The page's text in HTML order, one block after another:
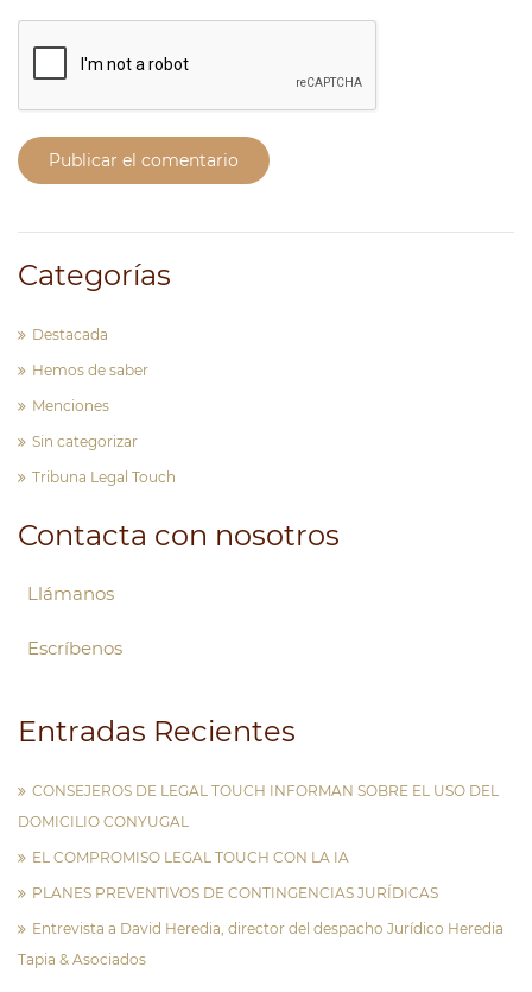
Publicar el comentario
Categorías
Destacada
Hemos de saber
Menciones
Sin categorizar
Tribuna Legal Touch
Contacta con nosotros
Llámanos
Escríbenos
Entradas Recientes
CONSEJEROS DE LEGAL TOUCH INFORMAN SOBRE EL USO DEL
DOMICILIO CONYUGAL
EL COMPROMISO LEGAL TOUCH CON LA IA
PLANES PREVENTIVOS DE CONTINGENCIAS JURÍDICAS
Entrevista a David Heredia, director del despacho Jurídico Heredia
Tapia & Asociados